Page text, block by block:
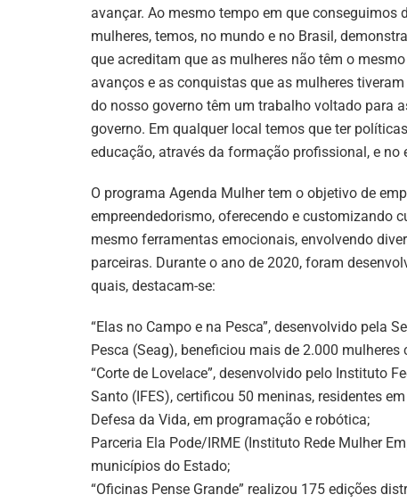
avançar. Ao mesmo tempo em que
mulheres, temos, no mundo e no Brasil,
que acreditam que as mulheres não têm o
avanços e as conquistas que as mulheres
do nosso governo têm um trabalho voltado para
governo. Em qualquer local temos que ter
educação, através da formação profissional, e no
O programa Agenda Mulher tem o objetivo de
empreendedorismo, oferecendo e customizando
mesmo ferramentas emocionais, envolvendo
parceiras. Durante o ano de 2020, foram
quais, destacam-se:
“Elas no Campo e na Pesca”, desenvolvido pela
Pesca (Seag), beneficiou mais de 2.000
“Corte de Lovelace”, desenvolvido pelo Instituto
Santo (IFES), certificou 50 meninas, residentes
Defesa da Vida, em programação e robótica;
Parceria Ela Pode/IRME (Instituto Rede Mulher
municípios do Estado;
“Oficinas Pense Grande” realizou 175 edições